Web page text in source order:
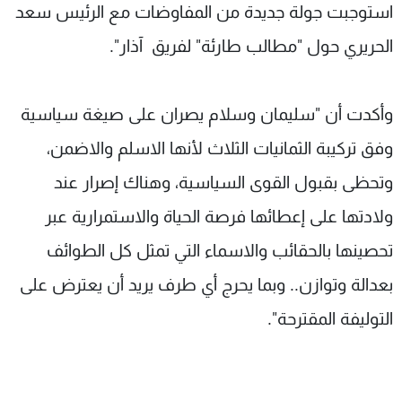
استوجبت جولة جديدة من المفاوضات مع الرئيس سعد
الحريري حول "مطالب طارئة" لفريق آذار".
وأكدت أن "سليمان وسلام يصران على صيغة سياسية
وفق تركيبة الثمانيات الثلاث لأنها الاسلم والاضمن،
وتحظى بقبول القوى السياسية، وهناك إصرار عند
ولادتها على إعطائها فرصة الحياة والاستمرارية عبر
تحصينها بالحقائب والاسماء التي تمثل كل الطوائف
بعدالة وتوازن.. وبما يحرج أي طرف يريد أن يعترض على
التوليفة المقترحة".